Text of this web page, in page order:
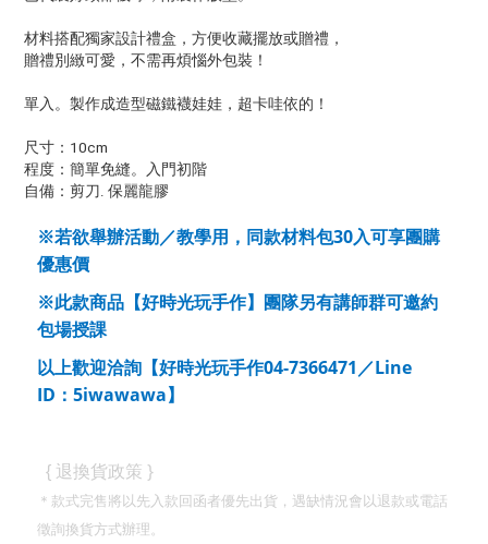
材料搭配獨家設計禮盒，方便收藏擺放或贈禮，
贈禮別緻可愛，不需再煩惱外包裝！
單入。製作成造型磁鐵襪娃娃，超卡哇依的！
尺寸：10cm
程度：簡單免縫。入門初階
自備：剪刀. 保麗龍膠
※若欲舉辦活動／教學用，同款材料包30入可享團購
優惠價
※此款商品【好時光玩手作】團隊另有講師群可邀約
包場授課
以上歡迎洽詢【好時光玩手作04-7366471 ／Line
ID ： 5iwawawa 】
{ 退換貨政策 }
＊款式完售將以先入款回函者優先出貨，遇缺情況會以退款或電話
徵詢換貨方式辦理。